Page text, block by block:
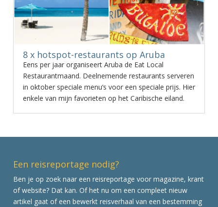
8 x hotspot-restaurants op Aruba
Eens per jaar organiseert Aruba de Eat Local
Restaurantmaand. Deelnemende restaurants serveren
in oktober speciale menu’s voor een speciale prijs. Hier
enkele van mijn favorieten op het Caribische eiland.
Een reisreportage nodig?
Ben je op zoek naar een reisreportage voor magazine, krant
of website? Dat kan. Of het nu om een compleet nieuw
artikel gaat of een bewerkt reisverhaal van een bestemming